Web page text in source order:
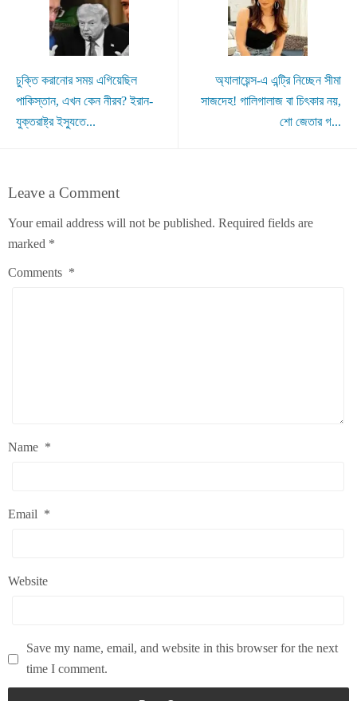
চুক্তি করানোর সময় এগিয়েছিল
পাকিস্তান, এখন কেন নীরব? ইরান-
যুক্তরাষ্ট্র ইস্যুতে...
অ্যালায়েন্স-এ এন্ট্রি নিচ্ছেন সীমা
সাজদেহ! গালিগালাজ বা চিৎকার নয়,
শো জেতার গ...
Leave a Comment
Your email address will not be published. Required fields are
marked *
Comments *
Name *
Email *
Website
Save my name, email, and website in this browser for the next
time I comment.